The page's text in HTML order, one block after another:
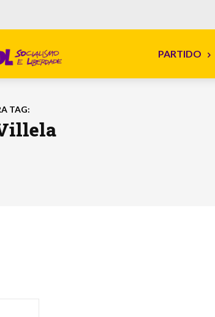
PARTIDO
TAG: